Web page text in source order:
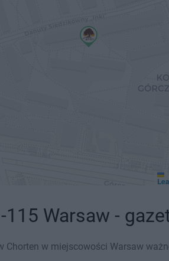
115 Warsaw -
w miejscowości Warsaw